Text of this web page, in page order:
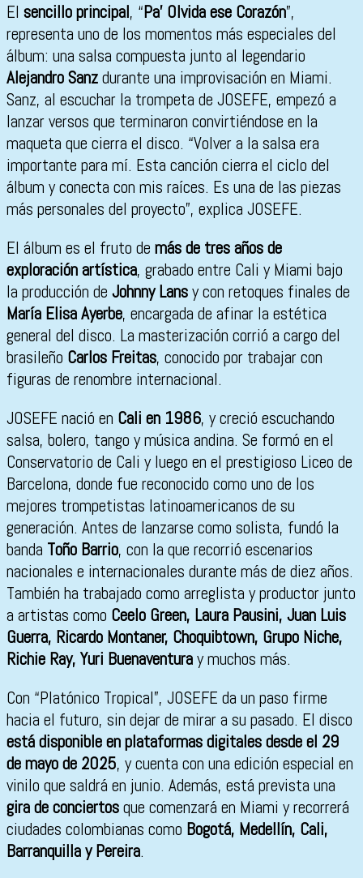
El sencillo principal, “Pa’ Olvida ese Corazón”,
representa uno de los momentos más especiales del
álbum: una salsa compuesta junto al legendario
Alejandro Sanzdurante una improvisación en Miami.
Sanz, al escuchar la trompeta de JOSEFE, empezó a
lanzar versos que terminaron convirtiéndose en la
maqueta que cierra el disco. “Volver a la salsa era
importante para mí. Esta canción cierra el ciclo del
álbum y conecta con mis raíces. Es una de las piezas
más personales del proyecto”, explica JOSEFE.
El álbum es el fruto de más de tres años de
exploración artística, grabado entre Cali y Miami bajo
la producción de Johnny Lansy con retoques finales de
María Elisa Ayerbe, encargada de afinar la estética
general del disco. La masterización corrió a cargo del
brasileño Carlos Freitas, conocido por trabajar con
figuras de renombre internacional.
JOSEFE nació en Cali en 1986, y creció escuchando
salsa, bolero, tango y música andina. Se formó en el
Conservatorio de Cali y luego en el prestigioso Liceo de
Barcelona, donde fue reconocido como uno de los
mejores trompetistas latinoamericanos de su
generación. Antes de lanzarse como solista, fundó la
banda Toño Barrio, con la que recorrió escenarios
nacionales e internacionales durante más de diez años.
También ha trabajado como arreglista y productor junto
a artistas como Ceelo Green, Laura Pausini, Juan Luis
Guerra, Ricardo Montaner, Choquibtown, Grupo Niche,
Richie Ray, Yuri Buenaventuray muchos más.
Con “Platónico Tropical”, JOSEFE da un paso firme
hacia el futuro, sin dejar de mirar a su pasado. El disco
está disponible en plataformas digitales desde el 29
de mayo de 2025, y cuenta con una edición especial en
vinilo que saldrá en junio. Además, está prevista una
gira de conciertosque comenzará en Miami y recorrerá
ciudades colombianas como Bogotá, Medellín, Cali,
Barranquilla y Pereira.